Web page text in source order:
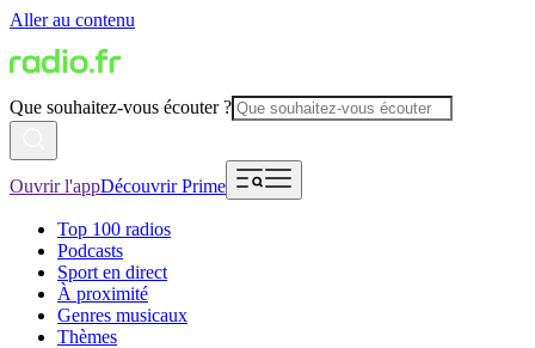
Aller au contenu
Que souhaitez-vous écouter ?
Ouvrir l'appDécouvrir Prime
Top 100 radios
Podcasts
Sport en direct
À proximité
Genres musicaux
Thèmes